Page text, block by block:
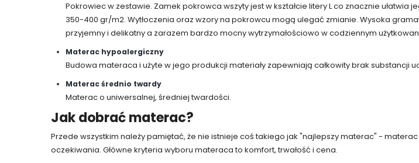
Pokrowiec w zestawie. Zamek pokrowca wszyty jest w kształcie litery L co znacznie
350-400 gr/m2. Wytłoczenia oraz wzory na pokrowcu mogą ulegać zmianie. Wysoka
przyjemny i delikatny a zarazem bardzo mocny wytrzymałościowo w codziennym
Materac hypoalergiczny
Budowa materaca i użyte w jego produkcji materiały zapewniają całkowity brak substancji
Materac średnio twardy
Materac o uniwersalnej, średniej twardości.
Jak dobrać materac?
Przede wszystkim należy pamiętać, że nie istnieje coś takiego jak "najlepszy materac" -
oczekiwania. Główne kryteria wyboru materaca to komfort, trwałość i cena.